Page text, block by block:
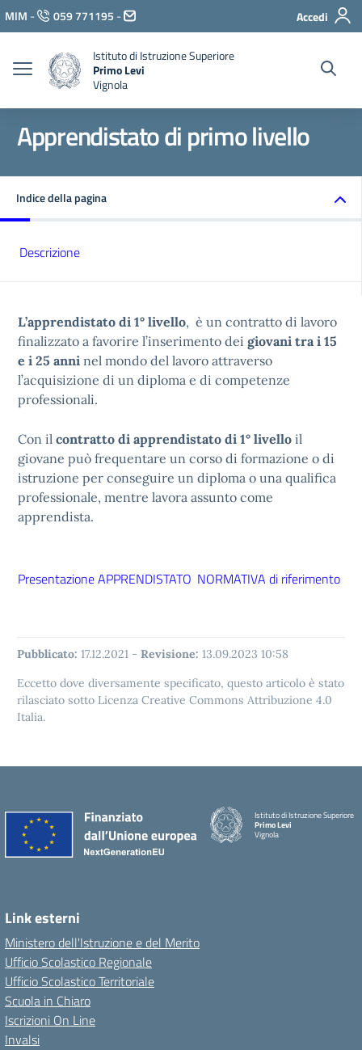
Vai ai contenuti
Vai al menu di navigazione
Vai al footer
MIM - 059 771195 - Accedi
Istituto di Istruzione Superiore
Primo Levi
Vignola
Apprendistato di primo livello
Indice della pagina
Descrizione
L’apprendistato di 1° livello, è un contratto di lavoro
finalizzato a favorire l’inserimento dei giovani tra i 15
e i 25 anni nel mondo del lavoro attraverso
l’acquisizione di un diploma e di competenze
professionali.
Con il contratto di apprendistato di 1° livello il
giovane può frequentare un corso di formazione o di
istruzione per conseguire un diploma o una qualifica
professionale, mentre lavora assunto come
apprendista.
Presentazione APPRENDISTATO NORMATIVA di riferimento
Pubblicato: 17.12.2021 - Revisione: 13.09.2023 10:58
Eccetto dove diversamente specificato, questo articolo è stato
rilasciato sotto Licenza Creative Commons Attribuzione 4.0
Italia.
Istituto di Istruzione Superiore
Primo Levi
Vignola
Link esterni
Ministero dell'Istruzione e del Merito
Ufficio Scolastico Regionale
Ufficio Scolastico Territoriale
Scuola in Chiaro
Iscrizioni On Line
Invalsi